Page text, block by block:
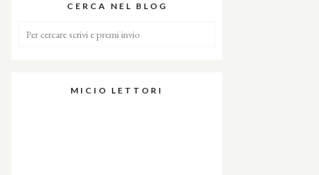
CERCA NEL BLOG
MICIO LETTORI